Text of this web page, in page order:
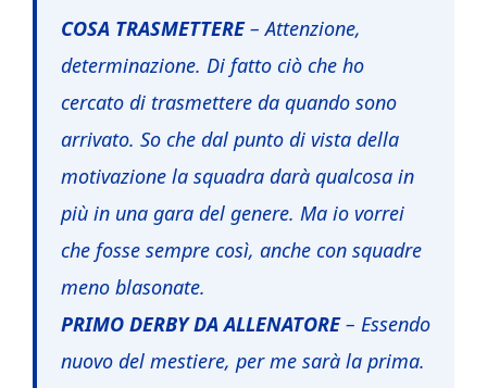
COSA TRASMETTERE– Attenzione,
determinazione. Di fatto ciò che ho
cercato di trasmettere da quando sono
arrivato. So che dal punto di vista della
motivazione la squadra darà qualcosa in
più in una gara del genere. Ma io vorrei
che fosse sempre così, anche con squadre
meno blasonate.
PRIMO DERBY DA ALLENATORE– Essendo
nuovo del mestiere, per me sarà la prima.